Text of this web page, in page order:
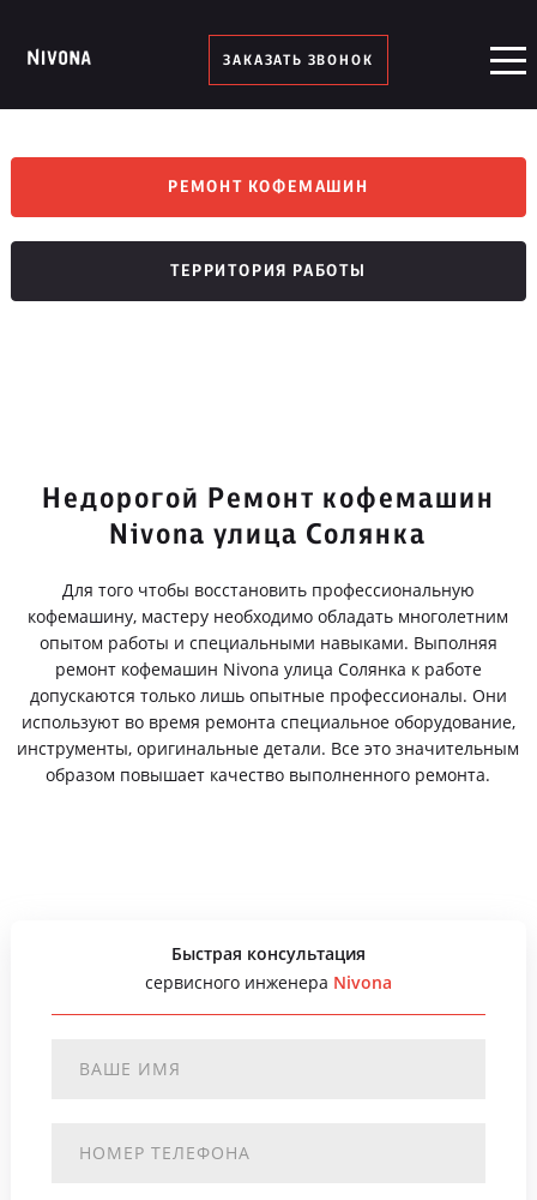
ЗАКАЗАТЬ ЗВОНОК
РЕМОНТ КОФЕМАШИН
ТЕРРИТОРИЯ РАБОТЫ
Недорогой Ремонт кофемашин
Nivona улица Солянка
Для того чтобы восстановить профессиональную
кофемашину, мастеру необходимо обладать многолетним
опытом работы и специальными навыками. Выполняя
ремонт кофемашин Nivona улица Солянка к работе
допускаются только лишь опытные профессионалы. Они
используют во время ремонта специальное оборудование,
инструменты, оригинальные детали. Все это значительным
образом повышает качество выполненного ремонта.
Быстрая консультация
сервисного инженера Nivona